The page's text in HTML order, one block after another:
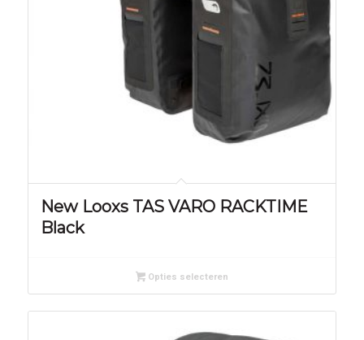
New Looxs TAS VARO RACKTIME
Black
Opties selecteren